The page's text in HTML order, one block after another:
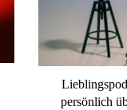
persönlich